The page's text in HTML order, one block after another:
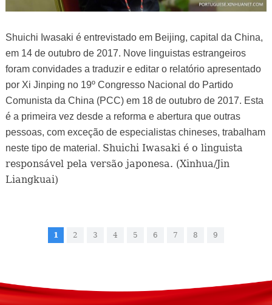
Shuichi Iwasaki é entrevistado em Beijing, capital da China,
em 14 de outubro de 2017. Nove linguistas estrangeiros
foram convidades a traduzir e editar o relatório apresentado
por Xi Jinping no 19º Congresso Nacional do Partido
Comunista da China (PCC) em 18 de outubro de 2017. Esta
é a primeira vez desde a reforma e abertura que outras
pessoas, com exceção de especialistas chineses, trabalham
neste tipo de material. Shuichi Iwasaki é o linguista
responsável pela versão japonesa. (Xinhua/Jin
Liangkuai)
1 2 3 4 5 6 7 8 9